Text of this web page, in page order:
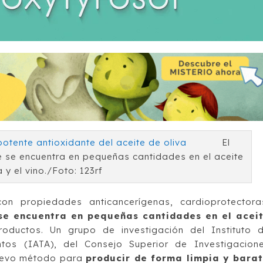
El
encuentra en pequeñas cantidades en el aceite
y el vino./Foto: 123rf
propiedades anticancerígenas,
encuentra en pequeñas cantidades en el
Un grupo de investigación del Instituto
(IATA), del Consejo Superior de
método para producir de forma limpia y